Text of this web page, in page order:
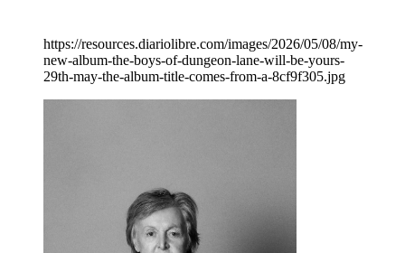
https://resources.diariolibre.com/images/2026/05/08/my-
new-album-the-boys-of-dungeon-lane-will-be-yours-
29th-may-the-album-title-comes-from-a-8cf9f305.jpg